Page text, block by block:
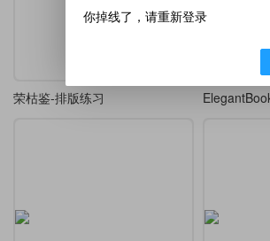
荣枯鉴-排版练习
你掉线了，请重新登录